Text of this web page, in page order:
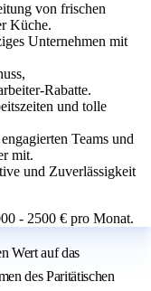
von frischen
Küche.
Unternehmen mit
Rabatte.
und tolle
Teams und
mit.
und Zuverlässigkeit
- 2500 € pro Monat.
Wert auf das
des Paritätischen